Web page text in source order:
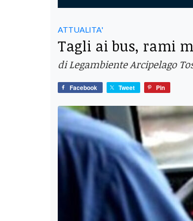
ATTUALITA'
Tagli ai bus, rami
di Legambiente Arcipelago
Facebook Tweet Pin